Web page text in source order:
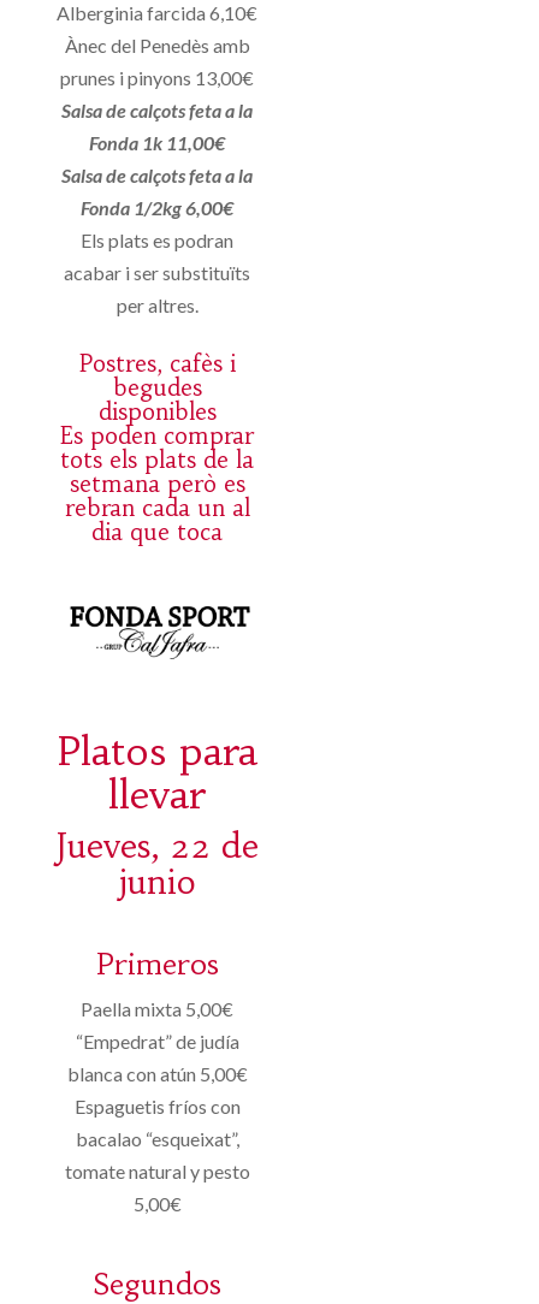
Alberginia farcida 6,10€
Ànec del Penedès amb
prunes i pinyons 13,00€
Salsa de calçots feta a la
Fonda 1k 11,00€
Salsa de calçots feta a la
Fonda 1/2kg 6,00€
Els plats es podran
acabar i ser substituïts
per altres.
Postres, cafès i
begudes
disponibles
Es poden comprar
tots els plats de la
setmana però es
rebran cada un al
dia que toca
Platos para
llevar
Jueves, 22 de
junio
Primeros
Paella mixta 5,00€
“Empedrat” de judía
blanca con atún 5,00€
Espaguetis fríos con
bacalao “esqueixat”,
tomate natural y pesto
5,00€
Segundos